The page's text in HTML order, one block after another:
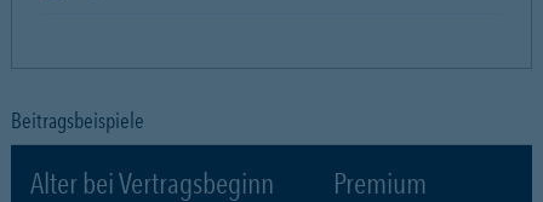
Beitragsbeispiele
Alter bei Vertragsbeginn Premium